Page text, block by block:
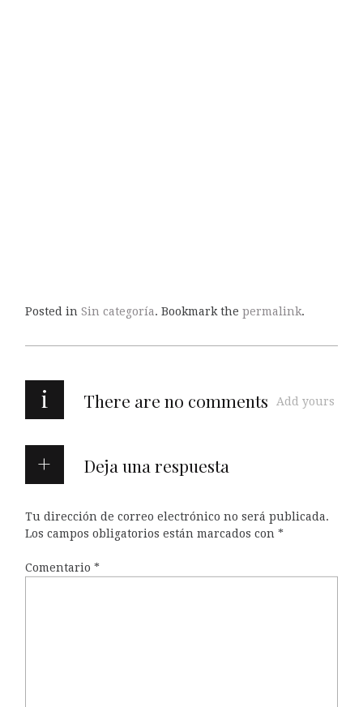
Posted in Sin categoría. Bookmark the permalink.
i There are no comments Add yours
Deja una respuesta
Tu dirección de correo electrónico no será publicada.
Los campos obligatorios están marcados con *
Comentario *